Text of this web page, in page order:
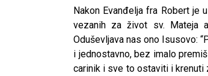
Nakon Evanđelja fra Robert je
vezanih za život sv. Mateja
Oduševljava nas ono Isusovo:
i jednostavno, bez imalo
carinik i sve to ostaviti i krenuti